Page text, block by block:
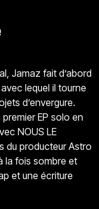
Jamaz fait d’abord
lequel il tourne
d’envergure.
EP solo en
NOUS LE
du producteur Astro
la fois sombre et
et une écriture